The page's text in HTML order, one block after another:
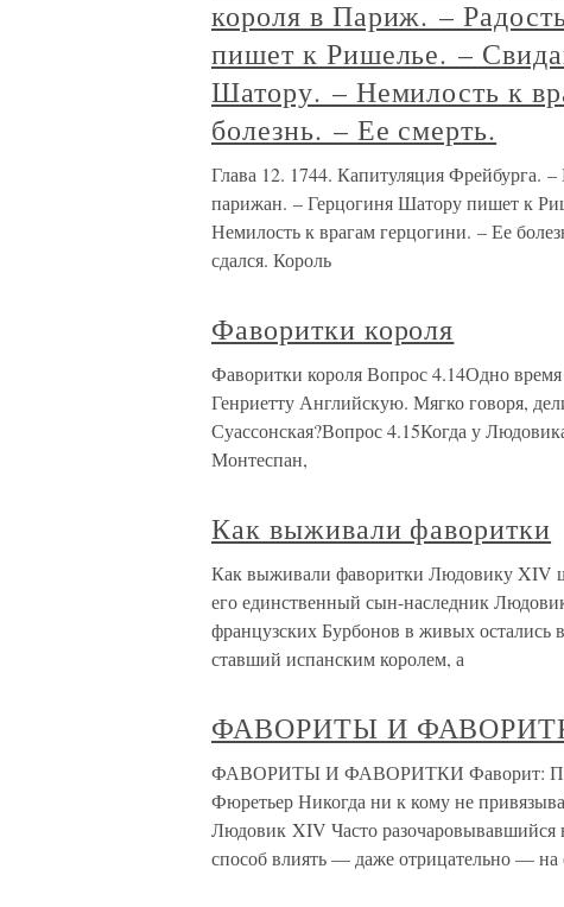
короля в Париж. –
пишет к Ришелье. –
Шатору. – Немилость к
болезнь. – Ее смерть.
Глава 12. 1744. Капитуляция Фрейбурга.
парижан. – Герцогиня Шатору пишет к
Немилость к врагам герцогини. – Ее
сдался. Король
Фаворитки короля
Фаворитки короля Вопрос 4.14Одно
Генриетту Английскую. Мягко говоря,
Суассонская?Вопрос 4.15Когда у
Монтеспан,
Как выживали фаворитки
Как выживали фаворитки Людовику XIV
его единственный сын-наследник
французских Бурбонов в живых остались
ставший испанским королем, а
ФАВОРИТЫ И
ФАВОРИТЫ И ФАВОРИТКИ Фаворит:
Фюретьер Никогда ни к кому не
Людовик XIV Часто
способ влиять — даже отрицательно — на